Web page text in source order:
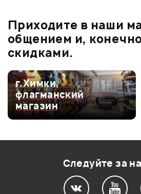
0.0
Оценка5
Оценка4
Оценка3
Приходите в наши
общением и,
скидками.
г.Химки,
флагманский
магазин
Следуйте за